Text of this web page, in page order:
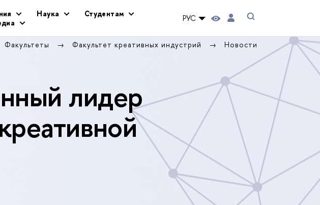
Наука
Студентам
РУС
Факультеты Факультет креативных индустрий Новости
лидер